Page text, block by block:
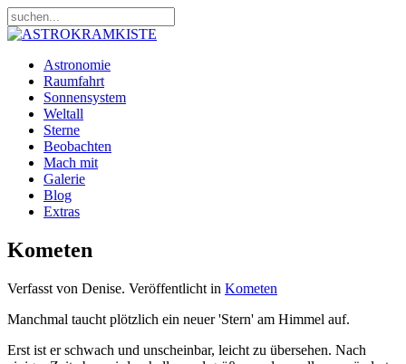
Astronomie
Raumfahrt
Sonnensystem
Weltall
Sterne
Beobachten
Mach mit
Galerie
Blog
Extras
Kometen
Verfasst von Denise. Veröffentlicht in Kometen
Manchmal taucht plötzlich ein neuer 'Stern' am Himmel auf.
Erst ist er schwach und unscheinbar, leicht zu übersehen. Nach